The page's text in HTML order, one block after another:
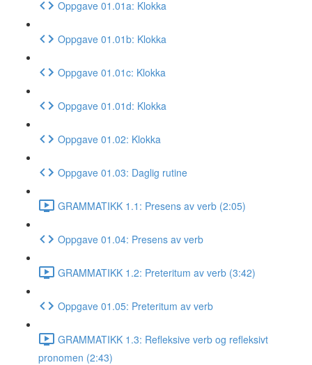
Oppgave 01.01a: Klokka
Oppgave 01.01b: Klokka
Oppgave 01.01c: Klokka
Oppgave 01.01d: Klokka
Oppgave 01.02: Klokka
Oppgave 01.03: Daglig rutine
GRAMMATIKK 1.1: Presens av verb (2:05)
Oppgave 01.04: Presens av verb
GRAMMATIKK 1.2: Preteritum av verb (3:42)
Oppgave 01.05: Preteritum av verb
GRAMMATIKK 1.3: Refleksive verb og refleksivt
pronomen (2:43)